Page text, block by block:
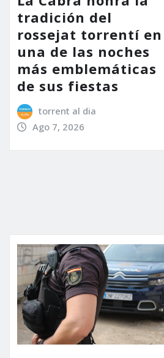
tradición del
rossejat torrentí en
una de las noches
más emblemáticas
de sus fiestas
torrent al dia
Ago 7, 2026